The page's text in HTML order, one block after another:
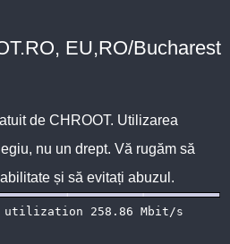
EU,RO/Bucharest
de CHROOT. Utilizarea
nu un drept. Vă rugăm să
și să evitați abuzul.